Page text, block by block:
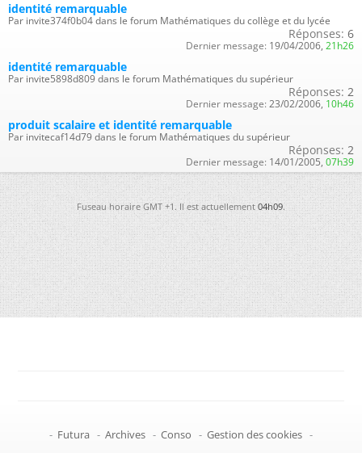
identité remarquable
Par invite374f0b04 dans le forum Mathématiques du collège et du lycée
Réponses: 6
Dernier message: 19/04/2006, 21h26
identité remarquable
Par invite5898d809 dans le forum Mathématiques du supérieur
Réponses: 2
Dernier message: 23/02/2006, 10h46
produit scalaire et identité remarquable
Par invitecaf14d79 dans le forum Mathématiques du supérieur
Réponses: 2
Dernier message: 14/01/2005, 07h39
Fuseau horaire GMT +1. Il est actuellement04h09.
- Futura - Archives - Conso - Gestion des cookies -